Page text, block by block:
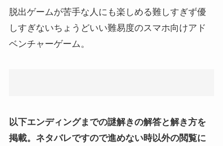
脱出ゲームが苦手な人にも楽しめる難しすぎず優
しすぎないちょうどいい難易度のスマホ向けアド
ベンチャーゲーム。
以下エンディングまでの謎解きの解答と解き方を
掲載。ネタバレですので進めない時以外の閲覧に